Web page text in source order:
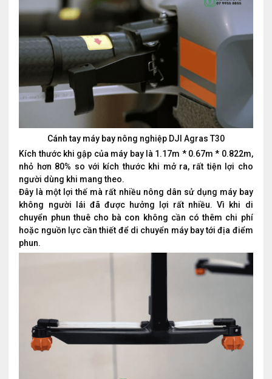
Cánh tay máy bay nông nghiệp DJI Agras T30
Kích thước khi gập của máy bay là 1.17m * 0.67m * 0.822m,
nhỏ hơn 80% so với kích thước khi mở ra, rất tiện lợi cho
người dùng khi mang theo.
Đây là một lợi thế mà rất nhiều nông dân sử dụng máy bay
không người lái đã được hưởng lợi rất nhiều. Vì khi di
chuyển phun thuê cho bà con không cần có thêm chi phí
hoặc nguồn lực cần thiết để di chuyển máy bay tới địa điểm
phun.